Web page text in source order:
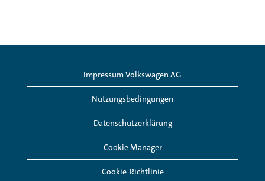
Impressum Volkswagen AG
Nutzungsbedingungen
Datenschutzerklärung
Cookie Manager
Cookie-Richtlinie